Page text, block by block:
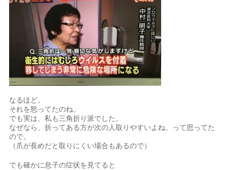
なるほど。
それを怒ってたのね。
でも実は、私も三角折り派でした。
なぜなら、折ってある方が次の人取りやすいよね。って思ってた
ので。
（爪が長めだと取りにくい場合もあるので）
でも確かに息子の症状を見てると